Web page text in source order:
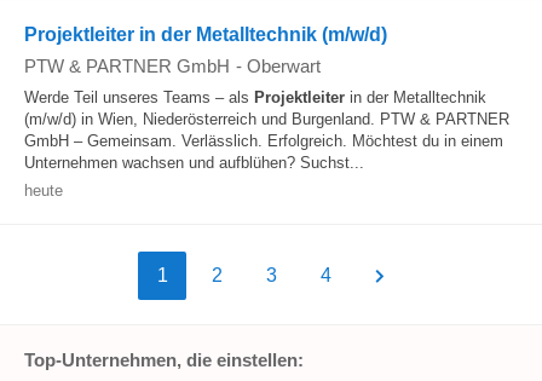
Projektleiter in der Metalltechnik (m/w/d)
PTW & PARTNER GmbH - Oberwart
Werde Teil unseres Teams – als Projektleiter in der Metalltechnik
(m/w/d) in Wien, Niederösterreich und Burgenland. PTW & PARTNER
GmbH – Gemeinsam. Verlässlich. Erfolgreich. Möchtest du in einem
Unternehmen wachsen und aufblühen? Suchst...
heute
1 2 3 4
Top-Unternehmen, die einstellen: